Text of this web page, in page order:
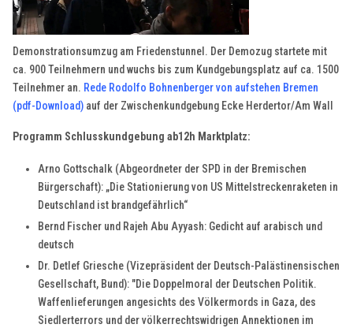
Demonstrationsumzug am Friedenstunnel. Der Demozug startete mit
ca. 900 Teilnehmern und wuchs bis zum Kundgebungsplatz auf ca. 1500
Teilnehmer an. Rede Rodolfo Bohnenberger von aufstehen Bremen
(pdf-Download) auf der Zwischenkundgebung Ecke Herdertor/Am Wall
Programm Schlusskundgebung ab12h Marktplatz:
Arno Gottschalk (Abgeordneter der SPD in der Bremischen
Bürgerschaft): „Die Stationierung von US Mittelstreckenraketen in
Deutschland ist brandgefährlich“
Bernd Fischer und Rajeh Abu Ayyash: Gedicht auf arabisch und
deutsch
Dr. Detlef Griesche (Vizepräsident der Deutsch-Palästinensischen
Gesellschaft, Bund): "Die Doppelmoral der Deutschen Politik.
Waffenlieferungen angesichts des Völkermords in Gaza, des
Siedlerterrors und der völkerrechtswidrigen Annektionen im